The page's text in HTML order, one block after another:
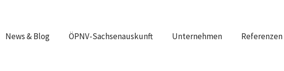
News & Blog ÖPNV-Sachsenauskunft Unternehmen Referenzen